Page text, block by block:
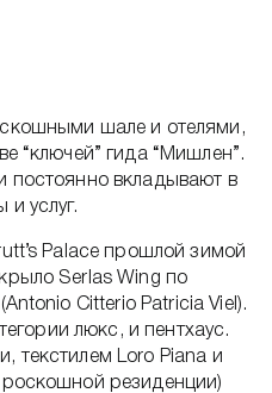
шале и отелями,
“ключей” гида “Мишлен”.
постоянно вкладывают в
и услуг.
Palace прошлой зимой
Serlas Wing по
Citterio Patricia Viel).
люкс, и пентхаус.
текстилем Loro Piana и
резиденции)